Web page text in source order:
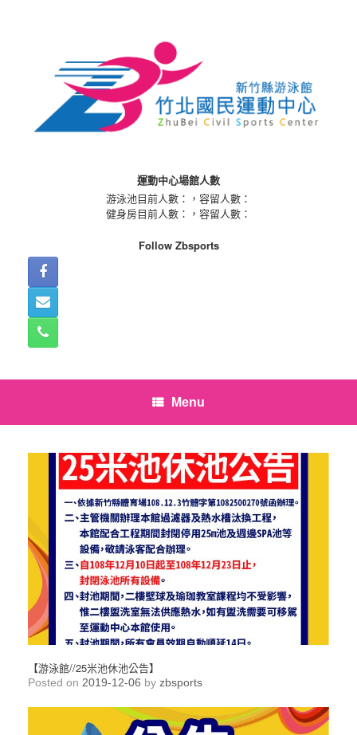
運動中心場館人數
游泳池目前人數：
，容留人數：
健身房目前人數：
，容留人數：
Follow Zbsports
Menu
【游泳館//25米池休池公告】
Posted on 2019-12-06 by zbsports